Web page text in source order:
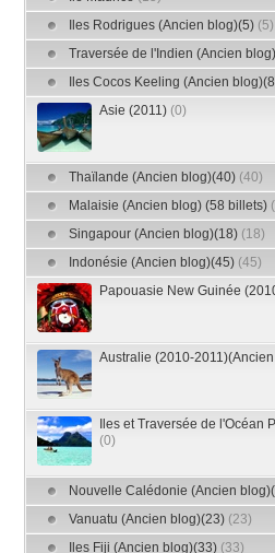
Iles Rodrigues (Ancien blog)(5) (5)
Traversée de l'Indien (Ancien
Iles Cocos Keeling (Ancien
Asie (2011) (0)
Thaïlande (Ancien blog)(40) (40)
Malaisie (Ancien blog) (58 billets)
Singapour (Ancien blog)(18) (18)
Indonésie (Ancien blog)(45) (45)
Papouasie New Guinée
Australie (2010-
Iles et Traversée de l'Océan
(0)
Nouvelle Calédonie (Ancien
Vanuatu (Ancien blog)(23) (23)
Iles Fiji (Ancien blog)(33) (33)